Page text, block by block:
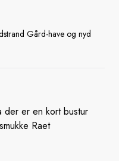
Gård-have og nyd
der er en kort bustur
Raet